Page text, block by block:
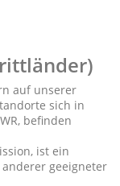
auf unserer
sich in
befinden
ist ein
geeigneter